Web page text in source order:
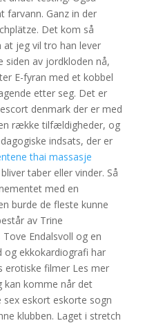
farvann. Ganz in der
Det kom så
jeg vil tro han lever
siden av jordkloden nå,
E-fyran med et kobbel
etter seg. Det er
denmark der er med
række tilfældigheder, og
indsats, der er
thai massasje
taber eller vinder. Så
med en
burde de fleste kunne
av Trine
Endalsvoll og en
og ekkokardiografi har
filmer Les mer
komme når det
eskort eskorte sogn
klubben. Laget i stretch